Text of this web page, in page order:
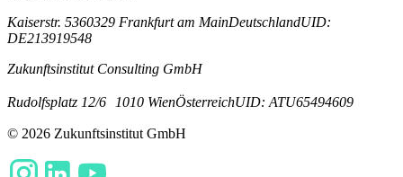
Kaiserstr. 5360329 Frankfurt am MainDeutschlandUID:
DE213919548
Zukunftsinstitut Consulting GmbH
Rudolfsplatz 12/6 1010 WienÖsterreichUID: ATU65494609
© 2026 Zukunftsinstitut GmbH